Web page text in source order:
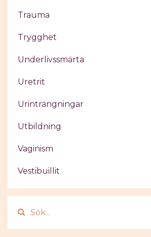
Trauma
Trygghet
Underlivssmärta
Uretrit
Urinträngningar
Utbildning
Vaginism
Vestibuillit